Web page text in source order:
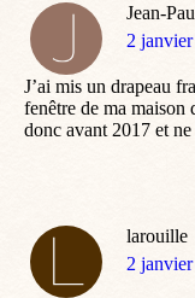
Jean-
dit
2
J’ai mis un drapeau
fenêtre de ma maison
donc avant 2017 et
larouille
dit
2